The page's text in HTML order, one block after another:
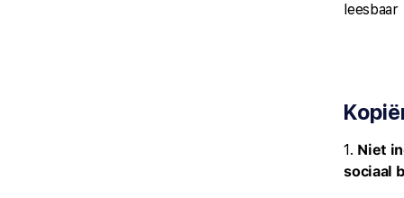
leesbaar
1. Niet
sociaal